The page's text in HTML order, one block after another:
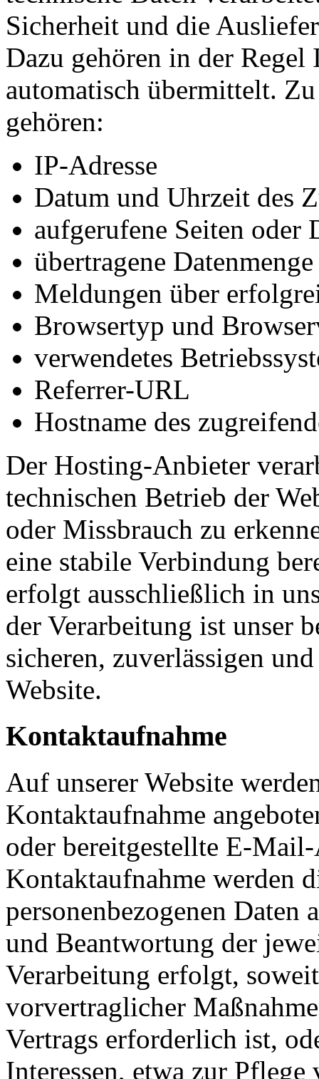
Sicherheit und die
Dazu gehören in der
automatisch übermittelt.
gehören:
IP-Adresse
Datum und Uhrzeit des
aufgerufene Seiten oder
übertragene Datenmenge
Meldungen über
Browsertyp und
verwendetes
Referrer-URL
Hostname des
Der Hosting-Anbieter
technischen Betrieb der
oder Missbrauch zu
eine stabile Verbindung
erfolgt ausschließlich in
der Verarbeitung ist unser
sicheren, zuverlässigen
Website.
Kontaktaufnahme
Auf unserer Website
Kontaktaufnahme
oder bereitgestellte E-
Kontaktaufnahme werden
personenbezogenen
und Beantwortung der
Verarbeitung erfolgt,
vorvertraglicher
Vertrags erforderlich ist,
Interessen, etwa zur